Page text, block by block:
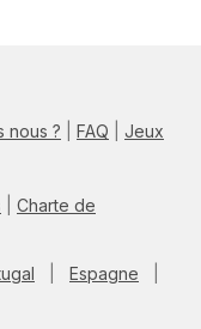
nous ? FAQ
Jeux
Charte de
Espagne